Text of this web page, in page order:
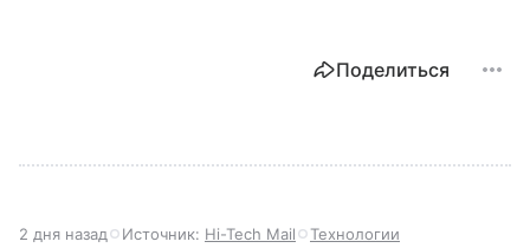
Поделиться
2 дня назад Источник: Hi-Tech Mail Технологии